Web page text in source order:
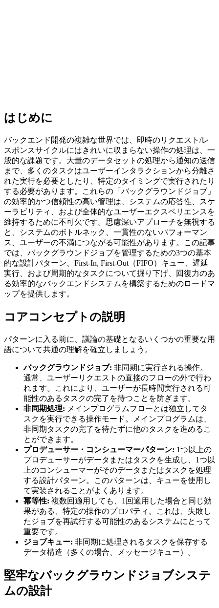
はじめに
バックエンド開発の複雑な世界では、即時のリクエスト/レ
スポンスサイクルにはきれいに収まらない操作の処理は、一
般的な課題です。大量のデータセットの処理から通知の送信
まで、多くのタスクはユーザーインタラクションから分離さ
れた実行を必要としたり、特定のタイミングで実行されたり
する必要があります。これらの「バックグラウンドジョブ」
の効率的かつ信頼性の高い管理は、システムの応答性、スケ
ーラビリティ、および全体的なユーザーエクスペリエンスを
維持するために不可欠です。思慮深いアプローチを無視する
と、システムのボトルネック、一貫性のないパフォーマン
ス、ユーザーの不満につながる可能性があります。この記事
では、バックグラウンドジョブを管理するための3つの基本
的な設計パターン、First-In, First-Out（FIFO）キュー、遅延
実行、および周期的なタスクについて掘り下げ、回復力のあ
る効率的なバックエンドシステムを構築するためのロードマ
ップを提供します。
コアコンセプトの説明
パターンに入る前に、議論の基礎となるいくつかの重要な用
語について共通の理解を確立しましょう。
バックグラウンドジョブ: 非同期に実行される操作。
通常、ユーザーリクエストの直接のフローの外で行わ
れます。これにより、ユーザーが長時間実行される可
能性のあるタスクの完了を待つことを防ぎます。
非同期処理: メインプログラムフローとは独立してタ
スクを実行できる操作モード。メインプログラムは、
非同期タスクの完了を待たずに他のタスクを進めるこ
とができます。
プロデューサー・コンシューマーパターン: 1つ以上の
プロデューサーがデータまたはタスクを生成し、1つ以
上のコンシューマーがそのデータまたはタスクを処理
する設計パターン。このパターンは、キューを使用し
て実装されることがよくあります。
冪等性: 複数回適用しても、1回適用した場合と同じ効
果がある、特定の操作のプロパティ。これは、失敗し
たジョブを再試行する可能性のあるシステムにとって
重要です。
ジョブキュー: 非同期に処理されるタスクを保存する
データ構造（多くの場合、メッセージキュー）。
堅牢なバックグラウンドジョブシステ
ムの設計